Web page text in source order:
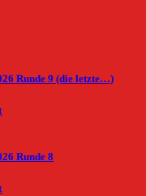
Runde 9 (die letzte…)
Runde 8